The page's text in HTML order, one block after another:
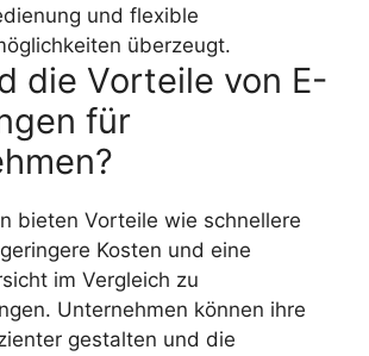
und flexible
überzeugt.
die Vorteile von E-
für
bieten Vorteile wie schnellere
Kosten und eine
im Vergleich zu
Unternehmen können ihre
gestalten und die